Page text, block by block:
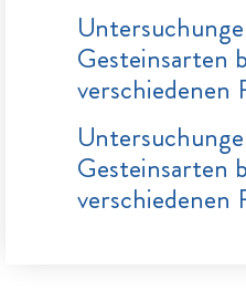
Gesteinsarten
Gesteinsarten